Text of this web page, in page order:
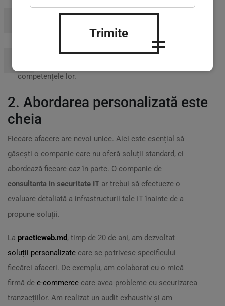
competențele lor.
2. Abordarea personalizată este
cheia
Fiecare afacere are nevoi unice. Aici este esențial să
găsești o companie care nu oferă soluții standard, ci
abordează fiecare caz în parte. O companie de
consultanta in securitate IT ar trebui să efectueze o
evaluare detaliată a infrastructurii tale IT înainte de a
propune soluții.
La practicweb.md, timp de 20 de ani, am dezvoltat
soluții personalizate care se potrivesc specificului
fiecărei afaceri. De exemplu, am colaborat cu o mică
firmă de e-commerce care avea probleme cu securizarea
tranzacțiilor. Am realizat un audit exhaustiv și am
Trimite